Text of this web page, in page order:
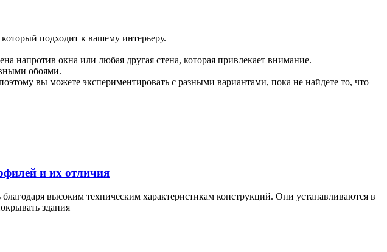
подходит к вашему интерьеру.
напротив окна или любая другая стена, которая привлекает внимание.
обоями.
вы можете экспериментировать с разными вариантами, пока не найдете то, что
и их отличия
высоким техническим характеристикам конструкций. Они устанавливаются в
здания